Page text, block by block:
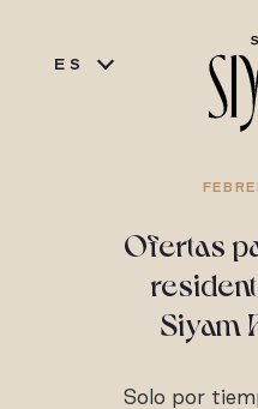
ES
Ofertas
Siyam
Solo por